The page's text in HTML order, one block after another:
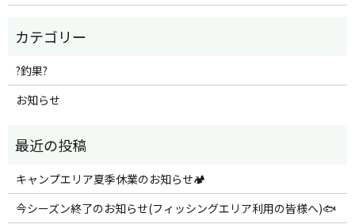
?釣果?
お知らせ
キャンプエリア夏季休業のお知らせ🏕️
今シーズン終了のお知らせ(フィッシングエリア利用の皆様へ)🐟